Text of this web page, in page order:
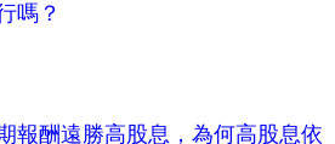
嗎？
報酬遠勝高股息，為何高股息依